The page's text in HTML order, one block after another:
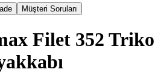
Müşteri Soruları
Filet 352 Triko